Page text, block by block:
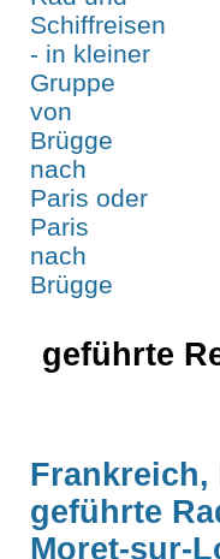
geführte
Frankreich,
geführte
Moret-sur-